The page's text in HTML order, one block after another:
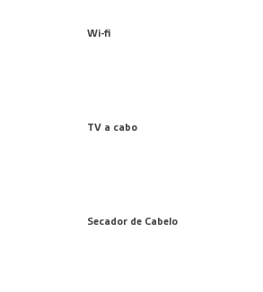
Wi-fi
TV a cabo
Secador de Cabelo